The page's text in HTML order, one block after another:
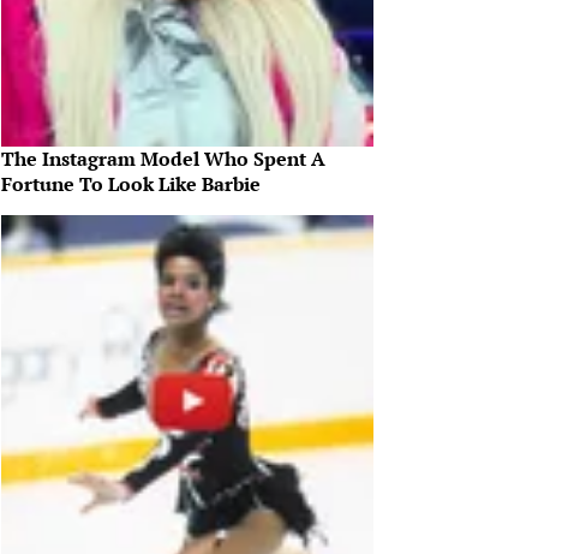
The Instagram Model Who Spent A
Fortune To Look Like Barbie